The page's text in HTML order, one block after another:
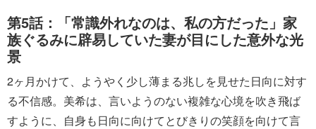
第5話：「常識外れなのは、私の方だった」家
族ぐるみに辟易していた妻が目にした意外な光
景
2ヶ月かけて、ようやく少し薄まる兆しを見せた日向に対す
る不信感。美希は、言いようのない複雑な心境を吹き飛ば
すように、自身も日向に向けてとびきりの笑顔を向けて言